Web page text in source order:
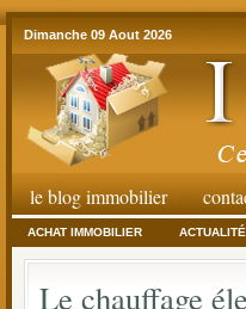
Dimanche 09 Aout 2026
le blog immobilier
ACHAT IMMOBILIER
Le chauffage